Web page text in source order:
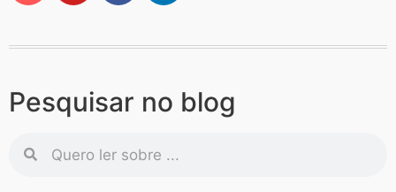
Pesquisar no blog